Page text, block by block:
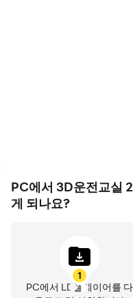
PC에서 3D운전교실
게 되나요?
1
PC에서 LD플레이어를 다